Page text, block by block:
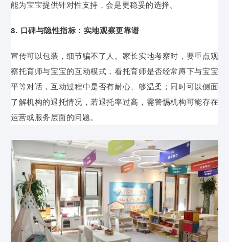
能为宝宝提供针对性支持，会是更稳妥的选择。
8. 口碑与隐性指标：实地观察更靠谱
宣传可以包装，细节骗不了人。家长实地考察时，要重点观
察托育师与宝宝的互动模式，看托育师是否经常蹲下与宝宝
平等对话，互动过程中是否有耐心、够温柔；同时可以侧面
了解机构的退托情况，若退托率过高，需警惕机构可能存在
运营或服务层面的问题。